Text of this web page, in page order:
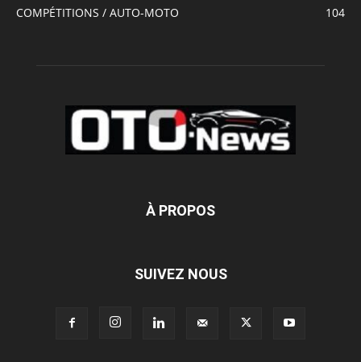
COMPÉTITIONS / AUTO-MOTO
104
À PROPOS
SUIVEZ NOUS